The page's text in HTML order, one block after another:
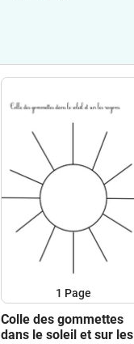
1 Page
Colle des gommettes
dans le soleil et sur les